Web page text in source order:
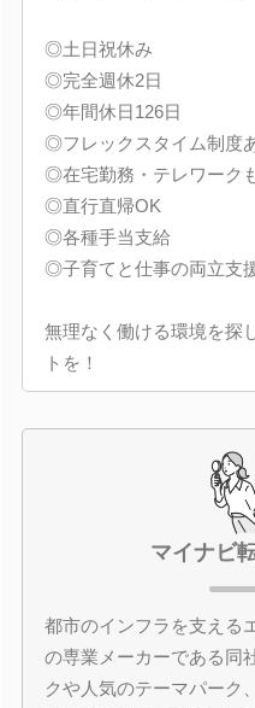
◎土日祝休み
◎完全週休2日
◎年間休日126日
◎フレックスタイム制度
◎在宅勤務・テレワーク
◎直行直帰OK
◎各種手当支給
◎子育てと仕事の両立支
無理なく働ける環境を
トを！
マイナビ
都市のインフラを支える
の専業メーカーである同
クや人気のテーマパーク